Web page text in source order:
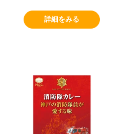
詳細をみる